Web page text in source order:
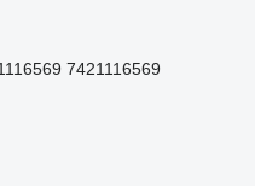
7421116569